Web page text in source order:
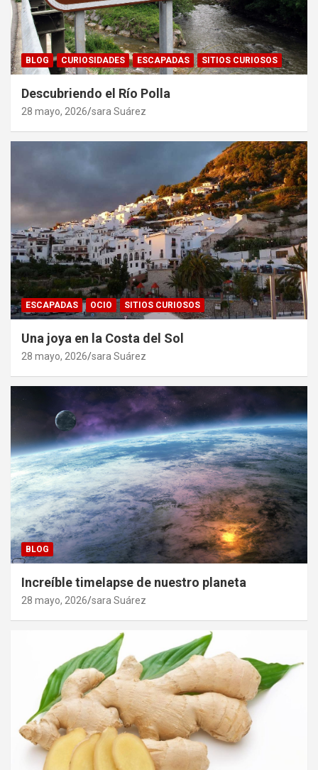
BLOG CURIOSIDADES ESCAPADAS SITIOS CURIOSOS
Descubriendo el Río Polla
28 mayo, 2026 sara Suárez
ESCAPADAS OCIO SITIOS CURIOSOS
Una joya en la Costa del Sol
28 mayo, 2026 sara Suárez
BLOG
Increíble timelapse de nuestro planeta
28 mayo, 2026 sara Suárez